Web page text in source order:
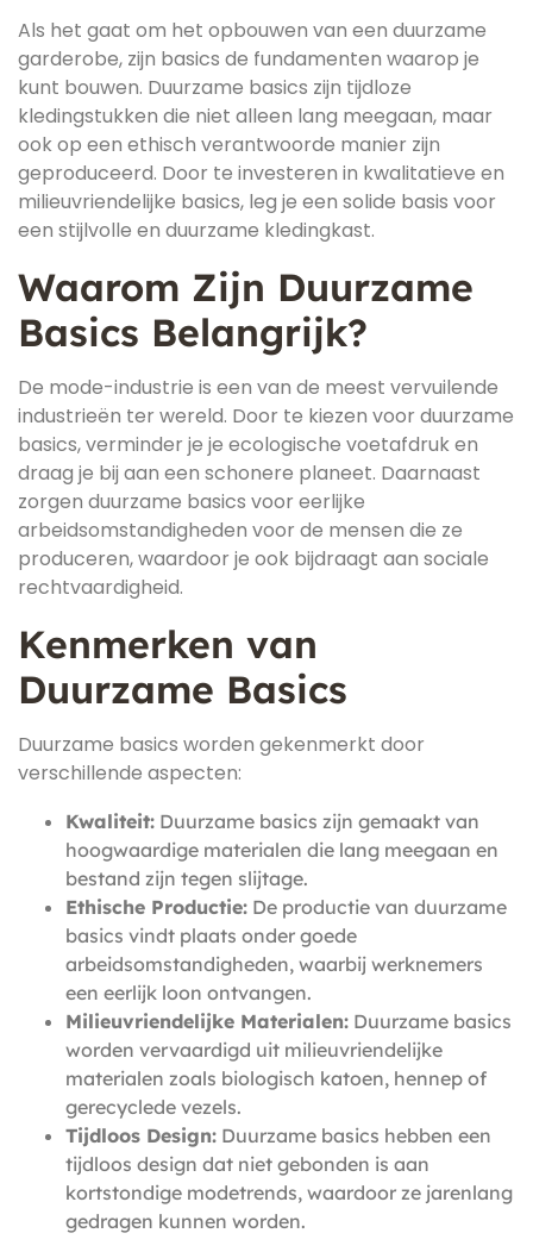
Als het gaat om het opbouwen van een duurzame
garderobe, zijn basics de fundamenten waarop je
kunt bouwen. Duurzame basics zijn tijdloze
kledingstukken die niet alleen lang meegaan, maar
ook op een ethisch verantwoorde manier zijn
geproduceerd. Door te investeren in kwalitatieve en
milieuvriendelijke basics, leg je een solide basis voor
een stijlvolle en duurzame kledingkast.
Waarom Zijn Duurzame
Basics Belangrijk?
De mode-industrie is een van de meest vervuilende
industrieën ter wereld. Door te kiezen voor duurzame
basics, verminder je je ecologische voetafdruk en
draag je bij aan een schonere planeet. Daarnaast
zorgen duurzame basics voor eerlijke
arbeidsomstandigheden voor de mensen die ze
produceren, waardoor je ook bijdraagt aan sociale
rechtvaardigheid.
Kenmerken van
Duurzame Basics
Duurzame basics worden gekenmerkt door
verschillende aspecten:
Kwaliteit: Duurzame basics zijn gemaakt van
hoogwaardige materialen die lang meegaan en
bestand zijn tegen slijtage.
Ethische Productie: De productie van duurzame
basics vindt plaats onder goede
arbeidsomstandigheden, waarbij werknemers
een eerlijk loon ontvangen.
Milieuvriendelijke Materialen: Duurzame basics
worden vervaardigd uit milieuvriendelijke
materialen zoals biologisch katoen, hennep of
gerecyclede vezels.
Tijdloos Design: Duurzame basics hebben een
tijdloos design dat niet gebonden is aan
kortstondige modetrends, waardoor ze jarenlang
gedragen kunnen worden.